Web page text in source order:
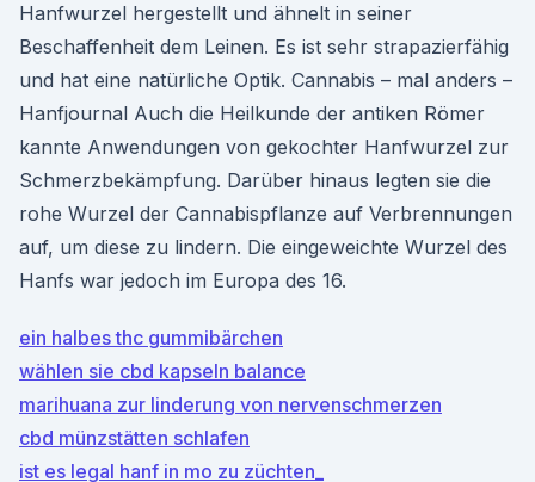
Hanfwurzel hergestellt und ähnelt in seiner
Beschaffenheit dem Leinen. Es ist sehr strapazierfähig
und hat eine natürliche Optik. Cannabis – mal anders –
Hanfjournal Auch die Heilkunde der antiken Römer
kannte Anwendungen von gekochter Hanfwurzel zur
Schmerzbekämpfung. Darüber hinaus legten sie die
rohe Wurzel der Cannabispflanze auf Verbrennungen
auf, um diese zu lindern. Die eingeweichte Wurzel des
Hanfs war jedoch im Europa des 16.
ein halbes thc gummibärchen
wählen sie cbd kapseln balance
marihuana zur linderung von nervenschmerzen
cbd münzstätten schlafen
ist es legal hanf in mo zu züchten_